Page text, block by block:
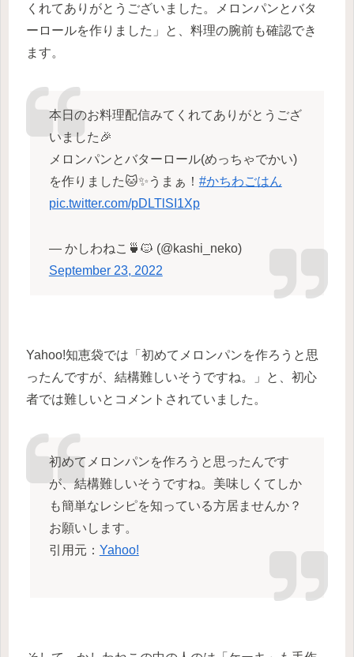
くれてありがとうございました。メロンパンとバタ
ーロールを作りました」と、料理の腕前も確認でき
ます。
本日のお料理配信みてくれてありがとうござ
いました🎉
メロンパンとバターロール(めっちゃでかい)
を作りました🐱✨うまぁ！ #かちわごはん
pic.twitter.com/pDLTlSI1Xp
— かしわねこ🍵🐱 (@kashi_neko)
September 23, 2022
Yahoo!知恵袋では「初めてメロンパンを作ろうと思
ったんですが、結構難しいそうですね。」と、初心
者では難しいとコメントされていました。
初めてメロンパンを作ろうと思ったんです
が、結構難しいそうですね。美味しくてしか
も簡単なレシピを知っている方居ませんか？
お願いします。
引用元： Yahoo!